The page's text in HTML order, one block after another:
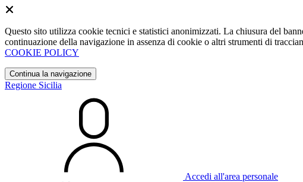
Questo sito utilizza cookie tecnici e statistici anonimizzati. La chiusura del
continuazione della navigazione in assenza di cookie o altri strumenti di
COOKIE POLICY
Continua la navigazione
Regione Sicilia
Accedi all'area personale